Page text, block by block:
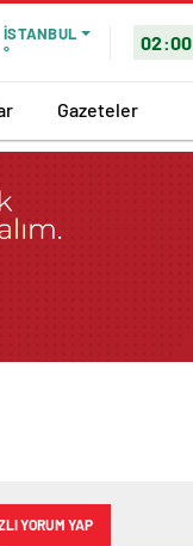
İSTANBUL
°
02:00
Gazeteler
YORUM YAP